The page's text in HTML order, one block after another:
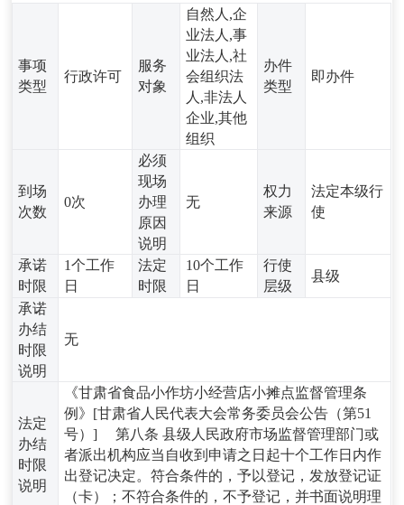
事项
类型
行政许可
服务
对象
自然人,企
业法人,事
业法人,社
会组织法
人,非法人
企业,其他
组织
办件
类型
即办件
到场
次数
0次
必须
现场
办理
原因
说明
无
权力
来源
法定本级行
使
承诺
时限
1个工作
日
法定
时限
10个工作
日
行使
层级
县级
承诺
办结
时限
说明
无
法定
办结
时限
说明
《甘肃省食品小作坊小经营店小摊点监督管理条
例》[甘肃省人民代表大会常务委员会公告（第51
号）] 第八条 县级人民政府市场监督管理部门或
者派出机构应当自收到申请之日起十个工作日内作
出登记决定。符合条件的，予以登记，发放登记证
（卡）；不符合条件的，不予登记，并书面说明理